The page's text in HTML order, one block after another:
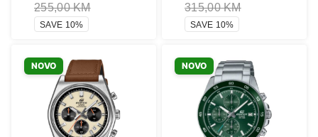
255,00KM
SAVE 10%
315,00KM
SAVE 10%
NOVO NOVO